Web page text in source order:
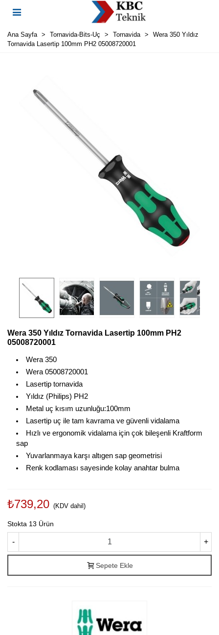
Ana Sayfa > Tornavida-Bits-Uç > Tornavida >
Wera 350 Yıldız
Tornavida Lasertip 100mm PH2 05008720001
Wera 350 Yıldız Tornavida Lasertip 100mm PH2
05008720001
Wera 350
Wera 05008720001
Lasertip tornavida
Yıldız (Philips) PH2
Metal uç kısım uzunluğu:100mm
Lasertip uç ile tam kavrama ve güvenli vidalama
Hızlı ve ergonomik vidalama için çok bileşenli Kraftform
sap
Yuvarlanmaya karşı altıgen sap geometrisi
Renk kodlaması sayesinde kolay anahtar bulma
₺739,20 (KDV dahil)
Stokta 13 Ürün
- +
Sepete Ekle